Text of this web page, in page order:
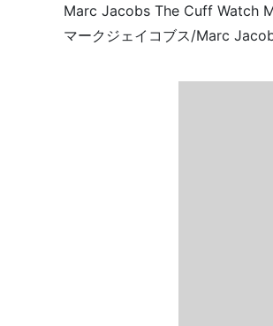
Marc Jacobs The Cuff Watch
マークジェイコブス/Marc